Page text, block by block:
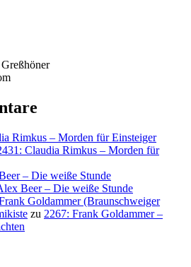
Rimkus – Morden für Einsteiger
Claudia Rimkus – Morden für
– Die weiße Stunde
Beer – Die weiße Stunde
Goldammer (Braunschweiger
zu 2267: Frank Goldammer –